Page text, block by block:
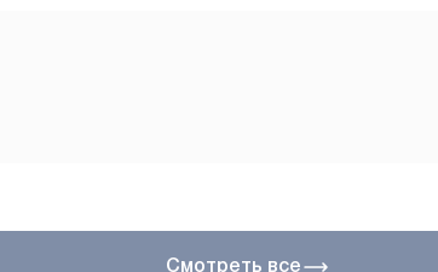
Смотреть все